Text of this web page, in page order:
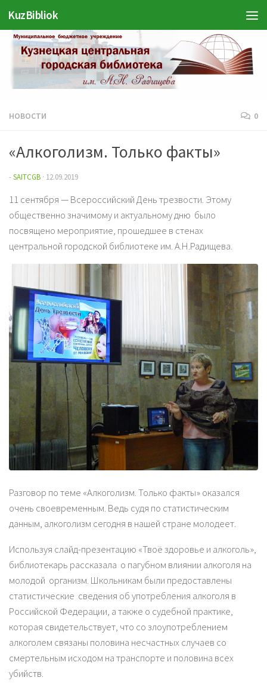
Перейти к содержимому
KuzBibliok
НОВОСТИ 0
«Алкоголизм. Только факты»
-SAITCGB · 12.09.2019
11 сентября — Всероссийский День трезвости. Этому
общественно значимому и актуальному дню было
посвящено мероприятие, прошедшее в стенах
центральной городской библиотеке им. А.Н.Радищева.
Разговор по теме «Алкоголизм. Только факты» оказался
очень своевременным. Ведь судя по статистическим
данным, алкоголизм сегодня в нашей стране молодеет.
Используя слайд-презентацию «Твоё здоровье и алкоголь»,
библиотекарь рассказала о пагубном влиянии алкоголя на
молодой организм. Школьникам были предоставлены
статистические сведения об употребления алкоголя в
Российской Федерации, а также о судебной практике,
которая свидетельствует, что со злоупотреблением
алкоголем связаны половина несчастных случаев со
смертельным исходом на транспорте и половина всех
убийств.